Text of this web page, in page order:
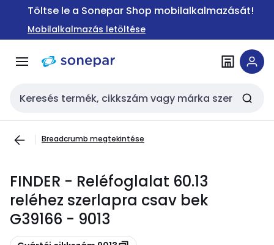
Ugrás a
Ugrás a
tartalomra
Töltse le a Sonepar Shop mobilalkalmazását!
Mobilalkalmazás letöltése
Keresési bemenet
Breadcrumb megtekintése
FINDER - Reléfoglalat 60.13
reléhez szerlapra csav bek
G39166 - 9013
Másolás